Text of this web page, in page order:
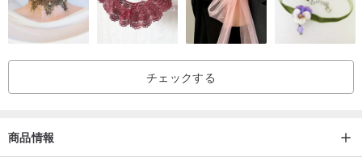
チェックする
商品情報